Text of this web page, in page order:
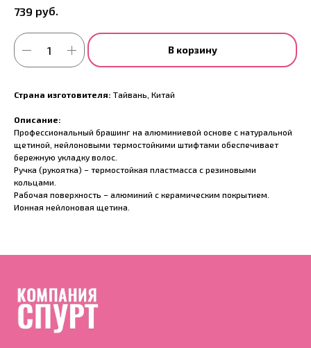
739 руб.
В корзину
Страна изготовителя: Тайвань, Китай
Описание:
Профессиональный брашинг на алюминиевой основе с натуральной
щетиной, нейлоновыми термостойкими штифтами обеспечивает
бережную укладку волос.
Ручка (рукоятка) – термостойкая пластмасса с резиновыми
кольцами.
Рабочая поверхность – алюминий с керамическим покрытием.
Ионная нейлоновая щетина.